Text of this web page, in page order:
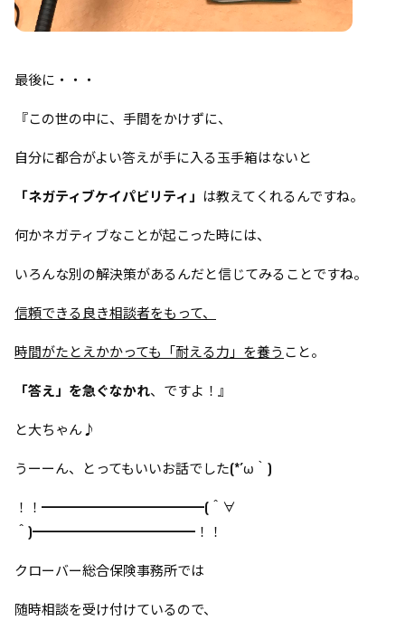
最後に・・・
『この世の中に、手間をかけずに、
自分に都合がよい答えが手に入る玉手箱はないと
「ネガティブケイパビリティ」 は教えてくれるんですね。
何かネガティブなことが起こった時には、
いろんな別の解決策があるんだと信じてみることですね。
信頼できる良き相談者をもって、
時間がたとえかかっても「耐える力」を養う こと。
「答え」を急ぐなかれ、ですよ！ 』
と大ちゃん♪
うーーん、とってもいいお話でした(*´ω｀)
！！━━━━━━━━━━━━(＾∀
＾)━━━━━━━━━━━━！！
クローバー総合保険事務所では
随時相談を受け付けているので、